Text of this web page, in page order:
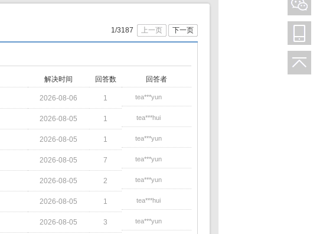
1/3187 上一页 下一页
解决时间 回答数 回答者
2026-08-06 1 tea***yun
2026-08-05 1 tea***hui
2026-08-05 1 tea***yun
2026-08-05 7 tea***yun
2026-08-05 2 tea***yun
2026-08-05 1 tea***hui
2026-08-05 3 tea***yun